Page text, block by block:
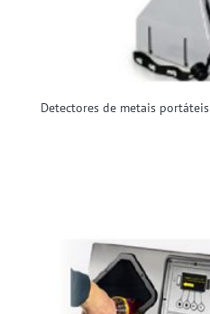
Detectores de metais portáteis